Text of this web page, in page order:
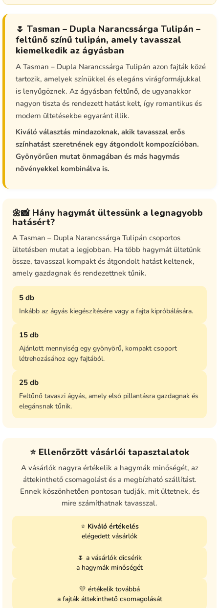
🌷 Tasman – Dupla Narancssárga Tulipán –
feltűnő színű tulipán, amely tavasszal
kiemelkedik az ágyásban
A Tasman – Dupla Narancssárga Tulipán azon fajták közé
tartozik, amelyek színükkel és elegáns virágformájukkal
is lenyűgöznek. Az ágyásban feltűnő, de ugyanakkor
nagyon tiszta és rendezett hatást kelt, így romantikus és
modern ültetésekbe egyaránt illik.
Kiváló választás mindazoknak, akik tavasszal erős
színhatást szeretnének egy átgondolt kompozícióban.
Gyönyörűen mutat önmagában és más hagymás
növényekkel kombinálva is.
🌼📸 Hány hagymát ültessünk a legnagyobb
hatásért?
A Tasman – Dupla Narancssárga Tulipán csoportos
ültetésben mutat a legjobban. Ha több hagymát ültetünk
össze, tavasszal kompakt és átgondolt hatást keltenek,
amely gazdagnak és rendezettnek tűnik.
5 db
Inkább az ágyás kiegészítésére vagy a fajta kipróbálására.
15 db
Ajánlott mennyiség egy gyönyörű, kompakt csoport
létrehozásához egy fajtából.
25 db
Feltűnő tavaszi ágyás, amely első pillantásra gazdagnak és
elegánsnak tűnik.
⭐ Ellenőrzött vásárlói tapasztalatok
A vásárlók nagyra értékelik a hagymák minőségét, az
áttekinthető csomagolást és a megbízható szállítást.
Ennek köszönhetően pontosan tudják, mit ültetnek, és
mire számíthatnak tavasszal.
⭐ Kiváló értékelés
elégedett vásárlók
🌷 a vásárlók dicsérik
a hagymák minőségét
💛 értékelik továbbá
a fajták áttekinthető csomagolását